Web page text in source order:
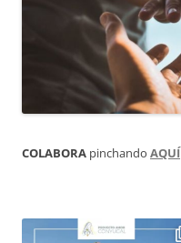
COLABORA pinchando AQUÍ